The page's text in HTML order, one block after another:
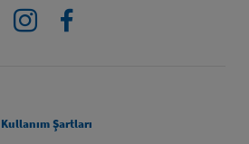
Instagram
Kullanım Şartları